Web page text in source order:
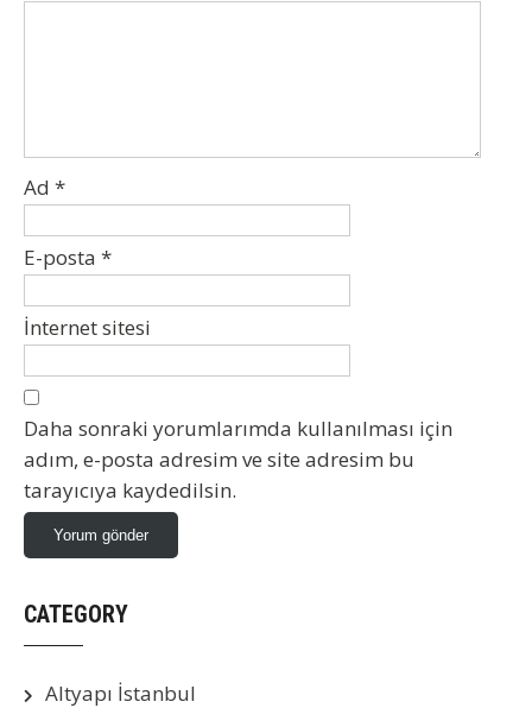
Ad *
E-posta *
İnternet sitesi
Daha sonraki yorumlarımda kullanılması için
adım, e-posta adresim ve site adresim bu
tarayıcıya kaydedilsin.
CATEGORY
Altyapı İstanbul